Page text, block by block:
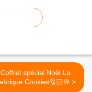
Coffret spécial Noël La
Fabrique Cookies🎅🏻🍪 >